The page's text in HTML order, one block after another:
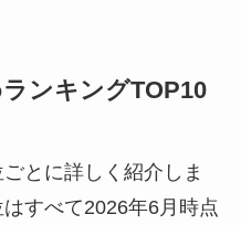
ンキングTOP10
とに詳しく紹介しま
すべて2026年6月時点